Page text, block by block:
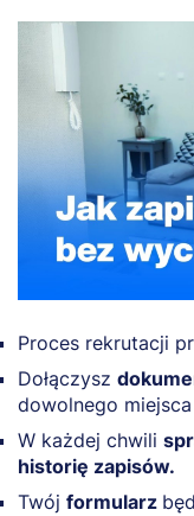
Proces rekrutacji
Dołączysz
dowolnego
W każdej chwili
historię zapisów.
Twój formularz